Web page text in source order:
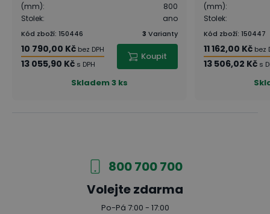
(mm):
800
Stolek: ano
Kód zboží: 150446 3 Varianty
10 790,00 Kč bez DPH
13 055,90 Kč s DPH
Koupit
Skladem3 ks
(mm):
Stolek:
Kód zboží: 150447
11 162,00 Kč bez
13 506,02 Kč s
800 700 700
Volejte zdarma
Po-Pá 7:00 - 17:00